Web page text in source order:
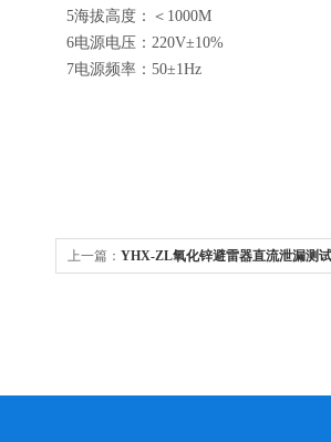
5海拔高度：＜1000M
6电源电压：220V±10%
7电源频率：50±1Hz
上一篇： YHX-ZL氧化锌避雷器直流泄漏测